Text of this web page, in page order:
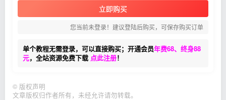
立即购买
您当前未登录！建议登陆后购买，可保存购买订单
单个教程无需登录，可以直接购买；开通会员年费68、终身88
元，全站资源免费下载 点此注册！
© 版权声明
文章版权归作者所有，未经允许请勿转载。